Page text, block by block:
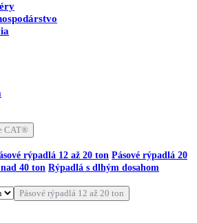
CAT®
rýpadlá 12 až 20 ton Pásové rýpadlá 20
40 ton Rýpadlá s dlhým dosahom
Pásové rýpadlá 12 až 20 ton